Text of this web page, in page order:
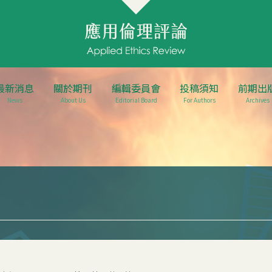
新消息
News
關於期刊
About Us
編輯委員會
Editorial Board
投稿須知
For Authors
前期出
Archives